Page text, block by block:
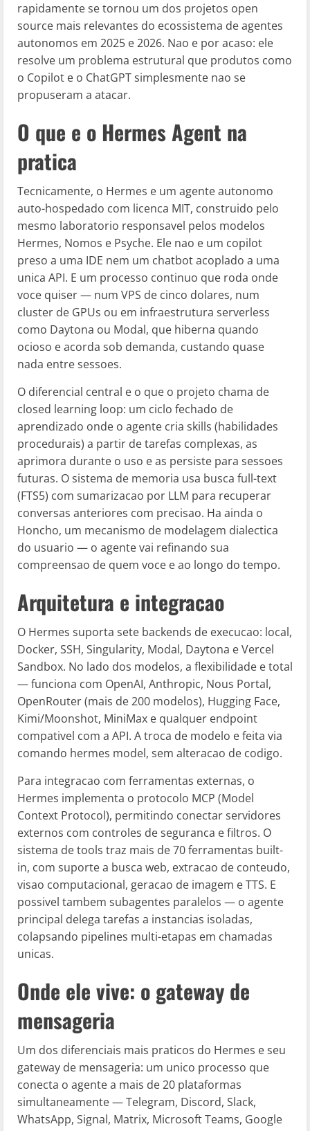
rapidamente se tornou um dos projetos open
source mais relevantes do ecossistema de agentes
autonomos em 2025 e 2026. Nao e por acaso: ele
resolve um problema estrutural que produtos como
o Copilot e o ChatGPT simplesmente nao se
propuseram a atacar.
O que e o Hermes Agent na
pratica
Tecnicamente, o Hermes e um agente autonomo
auto-hospedado com licenca MIT, construido pelo
mesmo laboratorio responsavel pelos modelos
Hermes, Nomos e Psyche. Ele nao e um copilot
preso a uma IDE nem um chatbot acoplado a uma
unica API. E um processo continuo que roda onde
voce quiser — num VPS de cinco dolares, num
cluster de GPUs ou em infraestrutura serverless
como Daytona ou Modal, que hiberna quando
ocioso e acorda sob demanda, custando quase
nada entre sessoes.
O diferencial central e o que o projeto chama de
closed learning loop: um ciclo fechado de
aprendizado onde o agente cria skills (habilidades
procedurais) a partir de tarefas complexas, as
aprimora durante o uso e as persiste para sessoes
futuras. O sistema de memoria usa busca full-text
(FTS5) com sumarizacao por LLM para recuperar
conversas anteriores com precisao. Ha ainda o
Honcho, um mecanismo de modelagem dialectica
do usuario — o agente vai refinando sua
compreensao de quem voce e ao longo do tempo.
Arquitetura e integracao
O Hermes suporta sete backends de execucao: local,
Docker, SSH, Singularity, Modal, Daytona e Vercel
Sandbox. No lado dos modelos, a flexibilidade e total
— funciona com OpenAI, Anthropic, Nous Portal,
OpenRouter (mais de 200 modelos), Hugging Face,
Kimi/Moonshot, MiniMax e qualquer endpoint
compativel com a API. A troca de modelo e feita via
comando hermes model, sem alteracao de codigo.
Para integracao com ferramentas externas, o
Hermes implementa o protocolo MCP (Model
Context Protocol), permitindo conectar servidores
externos com controles de seguranca e filtros. O
sistema de tools traz mais de 70 ferramentas built-
in, com suporte a busca web, extracao de conteudo,
visao computacional, geracao de imagem e TTS. E
possivel tambem subagentes paralelos — o agente
principal delega tarefas a instancias isoladas,
colapsando pipelines multi-etapas em chamadas
unicas.
Onde ele vive: o gateway de
mensageria
Um dos diferenciais mais praticos do Hermes e seu
gateway de mensageria: um unico processo que
conecta o agente a mais de 20 plataformas
simultaneamente — Telegram, Discord, Slack,
WhatsApp, Signal, Matrix, Microsoft Teams, Google